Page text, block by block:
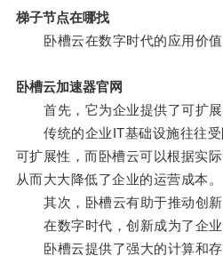
梯子节点在哪找
卧槽云在数字时代的应用价值
卧槽云加速器官网
首先，它为企业提供了可扩展
传统的企业IT基础设施往往受
可扩展性，而卧槽云可以根据实
从而大大降低了企业的运营成本。
其次，卧槽云有助于推动创新
在数字时代，创新成为了企业
卧槽云提供了强大的计算和存